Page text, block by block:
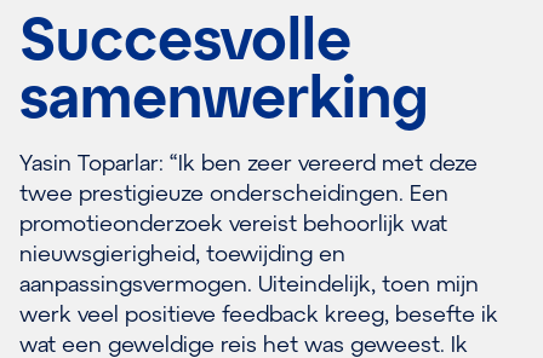
Succesvolle
samenwerking
Yasin Toparlar: “Ik ben zeer vereerd met deze
twee prestigieuze onderscheidingen. Een
promotieonderzoek vereist behoorlijk wat
nieuwsgierigheid, toewijding en
aanpassingsvermogen. Uiteindelijk, toen mijn
werk veel positieve feedback kreeg, besefte ik
wat een geweldige reis het was geweest. Ik